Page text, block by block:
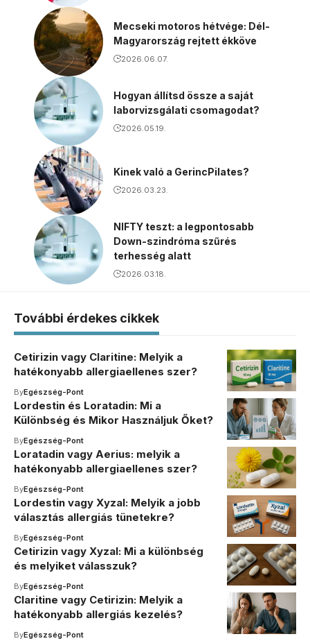
Mecseki motoros hétvége: Dél-
Magyarország rejtett ékköve
2026.06.07.
Hogyan állítsd össze a saját
laborvizsgálati csomagodat?
2026.05.19.
Kinek való a GerincPilates?
2026.03.23.
NIFTY teszt: a legpontosabb
Down-szindróma szűrés
terhesség alatt
2026.03.18.
További érdekes cikkek
Cetirizin vagy Claritine: Melyik a
hatékonyabb allergiaellenes szer?
ByEgészség-Pont
Lordestin és Loratadin: Mi a
Különbség és Mikor Használjuk Őket?
ByEgészség-Pont
Loratadin vagy Aerius: melyik a
hatékonyabb allergiaellenes szer?
ByEgészség-Pont
Lordestin vagy Xyzal: Melyik a jobb
választás allergiás tünetekre?
ByEgészség-Pont
Cetirizin vagy Xyzal: Mi a különbség
és melyiket válasszuk?
ByEgészség-Pont
Claritine vagy Cetirizin: Melyik a
hatékonyabb allergiás kezelés?
ByEgészség-Pont